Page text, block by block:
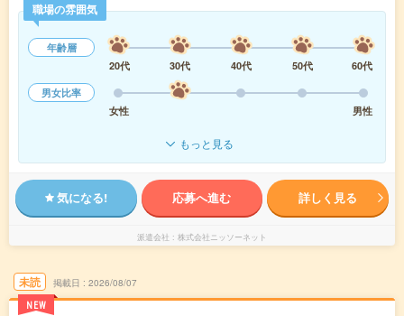
職場の雰囲気
年齢層
20代
30代 40代 50代
60代
男女比率
女性
男性
もっと見る
気になる! 応募へ進む 詳しく見る
派遣会社 株式会社ニッソーネット
未読
NEW
掲載日 2026/08/07